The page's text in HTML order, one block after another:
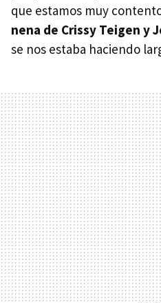
que estamos muy
nena de Crissy Teigen y
se nos estaba haciendo